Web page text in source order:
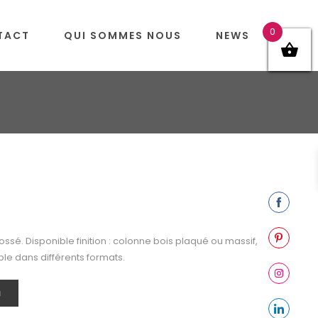
QUI SOMMES NOUS NEWS
Disponible finition : colonne bois plaqué ou massif,
dans différents formats.
0
on
Facebook
on
Pinterest
on